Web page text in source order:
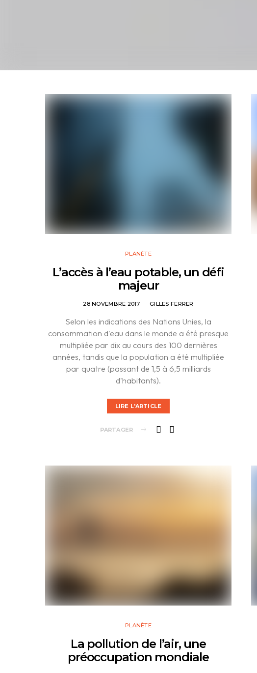
PLANÈTE
L’accès à l’eau potable, un défi
majeur
28 NOVEMBRE 2017 GILLES FERRER
Selon les indications des Nations Unies, la
consommation d'eau dans le monde a été presque
multipliée par dix au cours des 100 dernières
années, tandis que la population a été multipliée
par quatre (passant de 1,5 à 6,5 milliards
d'habitants).
LIRE L'ARTICLE
PARTAGER
PLANÈTE
La pollution de l’air, une
préoccupation mondiale